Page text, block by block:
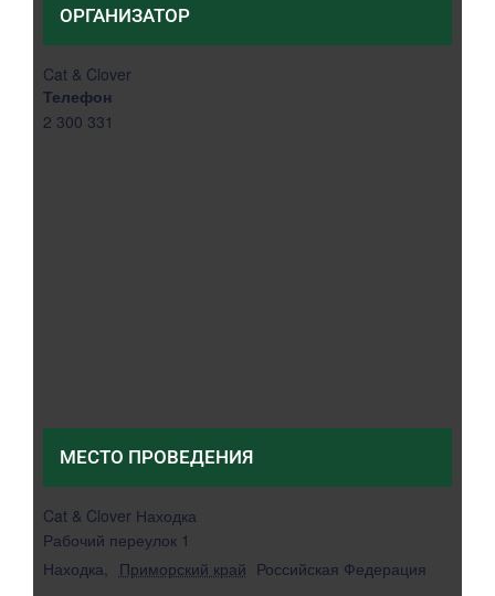
ОРГАНИЗАТОР
Cat & Clover
Телефон
2 300 331
МЕСТО ПРОВЕДЕНИЯ
Cat & Clover Находка
Рабочий переулок 1
Находка, Приморский край Российская Федерация